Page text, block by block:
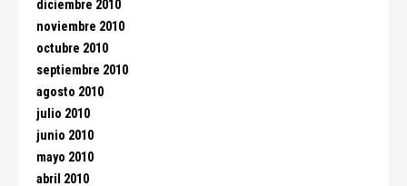
diciembre 2010
noviembre 2010
octubre 2010
septiembre 2010
agosto 2010
julio 2010
junio 2010
mayo 2010
abril 2010